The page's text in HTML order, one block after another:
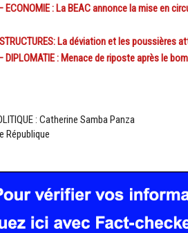
ECONOMIE : La BEAC annonce la mise en
La déviation et les poussières
DIPLOMATIE : Menace de riposte après le
: Catherine Samba Panza
République